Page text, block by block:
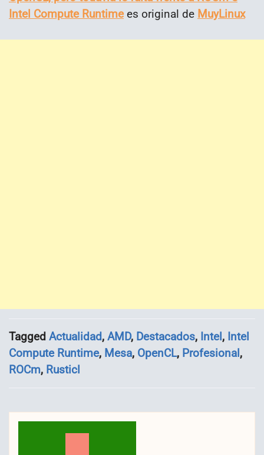
Intel Compute Runtimees original de MuyLinux
Tagged Actualidad, AMD, Destacados, Intel, Intel
Compute Runtime, Mesa, OpenCL, Profesional,
ROCm, Rusticl